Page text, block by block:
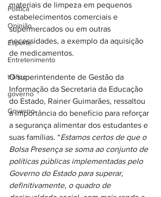
Política
Opinião
Esporte
Entretenimento
tráfico
governo
Governo
materiais de limpeza em pequenos
estabelecimentos comerciais e
supermercados ou em outras
necessidades, a exemplo da aquisição
de medicamentos.
O superintendente de Gestão da
Informação da Secretaria da Educação
do Estado, Rainer Guimarães, ressaltou
a importância do benefício para reforçar
a segurança alimentar dos estudantes e
suas famílias. “Estamos certos de que o
Bolsa Presença se soma ao conjunto de
políticas públicas implementadas pelo
Governo do Estado para superar,
definitivamente, o quadro de